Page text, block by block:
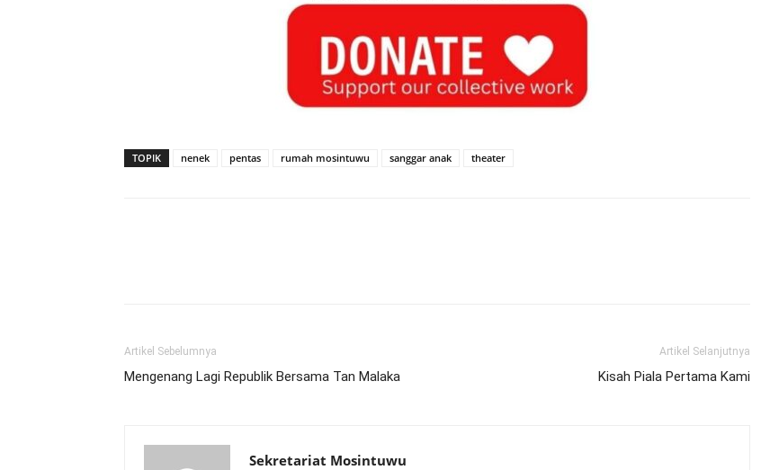
TOPIK nenek pentas rumah mosintuwu sanggar anak theater
Artikel Sebelumnya
Mengenang Lagi Republik Bersama Tan Malaka
Artikel Selanjutnya
Kisah Piala Pertama Kami
Sekretariat Mosintuwu